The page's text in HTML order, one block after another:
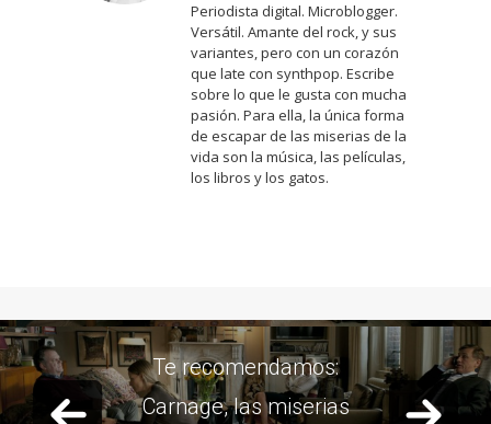
Periodista digital. Microblogger.
Versátil. Amante del rock, y sus
variantes, pero con un corazón
que late con synthpop. Escribe
sobre lo que le gusta con mucha
pasión. Para ella, la única forma
de escapar de las miserias de la
vida son la música, las películas,
los libros y los gatos.
Previous slide
Te recomendamos:
Carnage, las miserias